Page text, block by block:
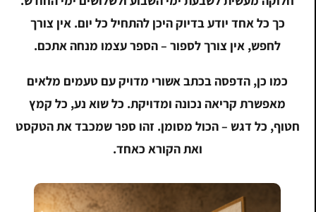
כך כל אחד יודע בדיוק היכן להתחיל כל יום. אין צורך
לחפש, אין צורך לספור – הספר עצמו מנחה אתכם.
כמו כן, הדפסה בכתב אשורי מדויק עם טעמים מלאים
מאפשרת קריאה נכונה ומדויקת. כל שוא נע, כל קמץ
חטוף, כל דגש – הכול מסומן. זהו ספר שמכבד את הטקסט
ואת הקורא כאחד.